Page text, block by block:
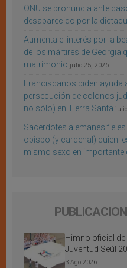
ONU se pronuncia ante
desaparecido por la
Aumenta el interés por la
de los mártires de Georgia
matrimonio julio 25, 2026
Franciscanos piden ayuda
persecución de colonos
no sólo) en Tierra Santa
Sacerdotes alemanes
obispo (y cardenal) quien
mismo sexo en importante
Himno oficial
Juventud Seúl
3 Ago 2026